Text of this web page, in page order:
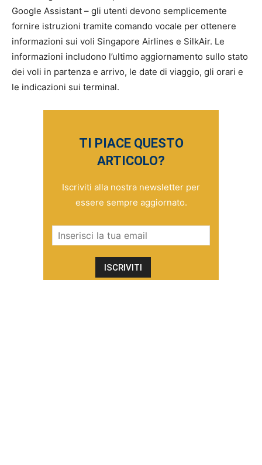
Google Assistant – gli utenti devono semplicemente
fornire istruzioni tramite comando vocale per ottenere
informazioni sui voli Singapore Airlines e SilkAir. Le
informazioni includono l’ultimo aggiornamento sullo stato
dei voli in partenza e arrivo, le date di viaggio, gli orari e
le indicazioni sui terminal.
TI PIACE QUESTO
ARTICOLO?
Iscriviti alla nostra newsletter per
essere sempre aggiornato.